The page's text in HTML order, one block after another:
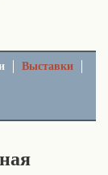
Выставки